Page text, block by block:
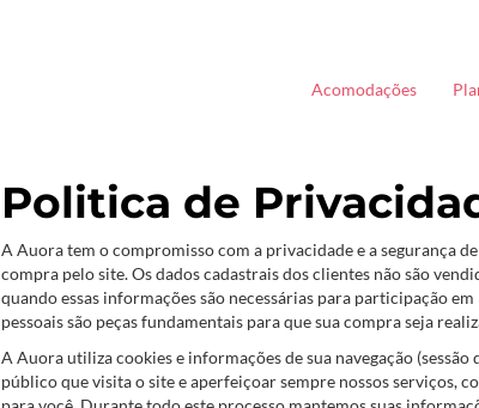
Acomodações
Politica de
A Auora tem o compromisso com a privacidade e a segurança
compra pelo site. Os dados cadastrais dos clientes não são
quando essas informações são necessárias para participação
pessoais são peças fundamentais para que sua compra seja
A Auora utiliza cookies e informações de sua navegação
público que visita o site e aperfeiçoar sempre nossos serviços,